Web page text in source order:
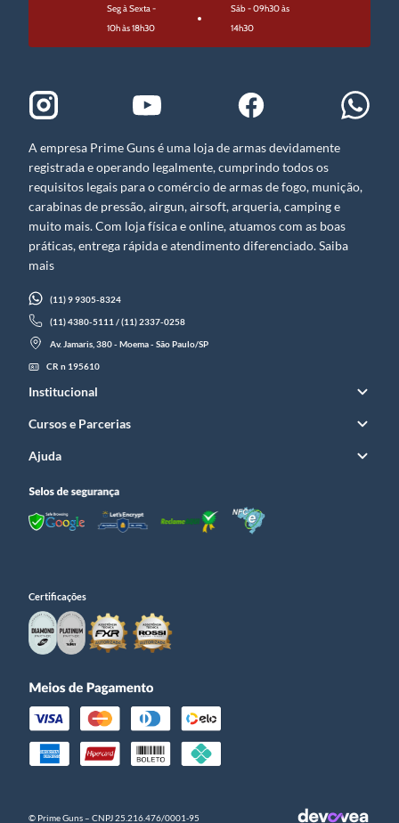
Seg à Sexta -
10h às 18h30
Sáb - 09h30 às
14h30
A empresa Prime Guns é uma loja de armas devidamente
registrada e operando legalmente, cumprindo todos os
requisitos legais para o comércio de armas de fogo, munição,
carabinas de pressão, airgun, airsoft, arqueria, camping e
muito mais. Com loja física e online, atuamos com as boas
práticas, entrega rápida e atendimento diferenciado. Saiba
mais
(11) 9 9305-8324
(11) 4380-5111 / (11) 2337-0258
Av. Jamaris, 380 - Moema - São Paulo/SP
CR n 195610
Institucional
Cursos e Parcerias
Ajuda
Certificações
© Prime Guns – CNPJ 25.216.476/0001­-95